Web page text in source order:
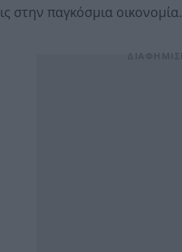
στην παγκόσμια οικονομία.